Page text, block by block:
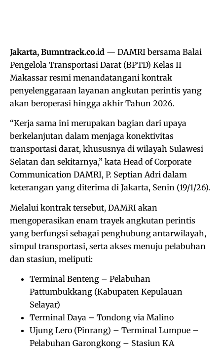
Jakarta, Bumntrack.co.id — DAMRI bersama Balai
Pengelola Transportasi Darat (BPTD) Kelas II
Makassar resmi menandatangani kontrak
penyelenggaraan layanan angkutan perintis yang
akan beroperasi hingga akhir Tahun 2026.
“Kerja sama ini merupakan bagian dari upaya
berkelanjutan dalam menjaga konektivitas
transportasi darat, khususnya di wilayah Sulawesi
Selatan dan sekitarnya,” kata Head of Corporate
Communication DAMRI, P. Septian Adri dalam
keterangan yang diterima di Jakarta, Senin (19/1/26).
Melalui kontrak tersebut, DAMRI akan
mengoperasikan enam trayek angkutan perintis
yang berfungsi sebagai penghubung antarwilayah,
simpul transportasi, serta akses menuju pelabuhan
dan stasiun, meliputi:
Terminal Benteng – Pelabuhan
Pattumbukkang (Kabupaten Kepulauan
Selayar)
Terminal Daya – Tondong via Malino
Ujung Lero (Pinrang) – Terminal Lumpue –
Pelabuhan Garongkong – Stasiun KA